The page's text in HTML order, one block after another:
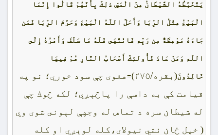
يَتَخَبَّطُهُ الشَّيْطَانُ مِنَ الْمَسِّ ذلِكَ بِأَنَّهُمْ قَالُوا إِنَّمَا
الْبَيْعُ مِثْلُ الرِّبَا وَأَحَلَّ اللّهُ الْبَيْعَ وَحَرَّمَ الرِّبَا فَمَن
جَاءَهُ مَوْعِظَةٌ مِن رَبِّهِ فَانْتَهَى‏ فَلَهُ مَا سَلَفَ وَأَمْرُهُ إِلَى
اللّهِ وَمَنْ عَادَ فَأُولئِكَ أَصْحَابُ النَّارِ هُمْ فِيهَا
خَالِدُونَ(بقره/٢٧٥) =هغوى چې سود خوري؛ نو په
قيامت كې به داسې را پاڅېږي؛ لكه څوك چې
له شيطان سره د تماس له وجهې لېونى شوى وي
( خپل ځان نشي نيولاى،كله لوېږي او كله